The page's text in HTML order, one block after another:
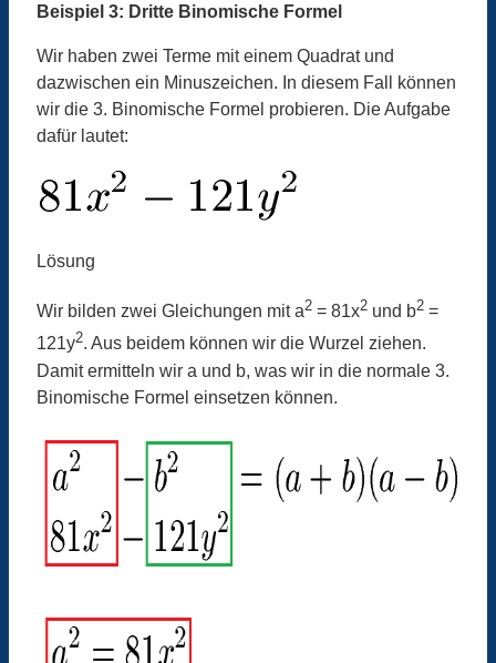
Beispiel 3: Dritte Binomische Formel
Wir haben zwei Terme mit einem Quadrat und
dazwischen ein Minuszeichen. In diesem Fall können
wir die 3. Binomische Formel probieren. Die Aufgabe
dafür lautet:
Lösung
Wir bilden zwei Gleichungen mit a2 = 81x2 und b2 =
121y2. Aus beidem können wir die Wurzel ziehen.
Damit ermitteln wir a und b, was wir in die normale 3.
Binomische Formel einsetzen können.